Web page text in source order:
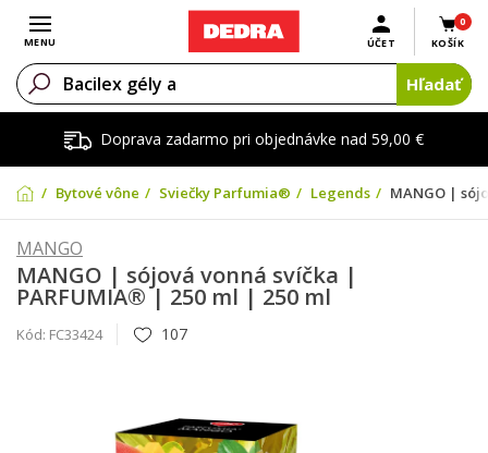
Doprava zadarmo pri objednávke nad 59,00 €
Otvoriť menu
MENU
0
KOŠÍK
ÚČET
Hľadať
Bytové vône Sviečky Parfumia® Legends MANGO |
MANGO
MANGO | sójová vonná svíčka |
PARFUMIA® | 250 ml | 250 ml
Kód: FC33424 107